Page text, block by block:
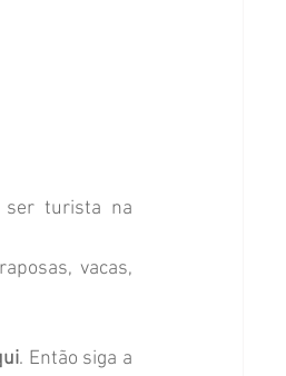
ser turista na
vacas,
. Então siga a